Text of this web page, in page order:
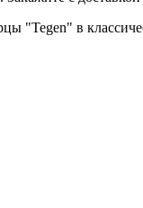
"Tegen" в